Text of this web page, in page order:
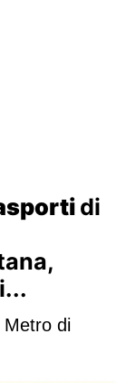
di
Metro di